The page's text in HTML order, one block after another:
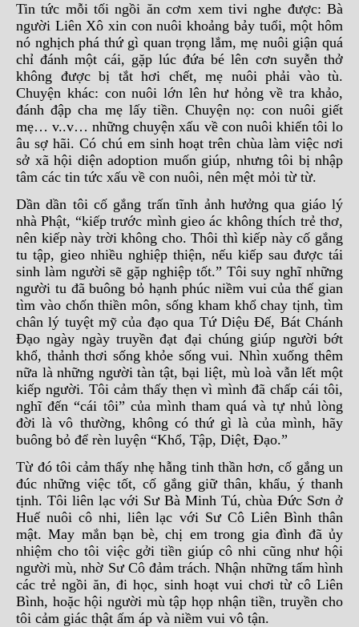
Tin tức mỗi tối ngồi ăn cơm xem tivi nghe được: Bà
người Liên Xô xin con nuôi khoảng bảy tuổi, một hôm
nó nghịch phá thứ gì quan trọng lắm, mẹ nuôi giận quá
chỉ đánh một cái, gặp lúc đứa bé lên cơn suyễn thở
không được bị tắt hơi chết, mẹ nuôi phải vào tù.
Chuyện khác: con nuôi lớn lên hư hỏng về tra khảo,
đánh đập cha mẹ lấy tiền. Chuyện nọ: con nuôi giết
mẹ… v..v… những chuyện xấu về con nuôi khiến tôi lo
âu sợ hãi. Có chú em sinh hoạt trên chùa làm việc nơi
sở xã hội diện adoption muốn giúp, nhưng tôi bị nhập
tâm các tin tức xấu về con nuôi, nên mệt mỏi từ từ.
Dần dần tôi cố gắng trấn tĩnh ảnh hưởng qua giáo lý
nhà Phật, “kiếp trước mình gieo ác không thích trẻ thơ,
nên kiếp này trời không cho. Thôi thì kiếp này cố gắng
tu tập, gieo nhiều nghiệp thiện, nếu kiếp sau được tái
sinh làm người sẽ gặp nghiệp tốt.” Tôi suy nghĩ những
người tu đã buông bỏ hạnh phúc niềm vui của thế gian
tìm vào chốn thiền môn, sống kham khổ chay tịnh, tìm
chân lý tuyệt mỹ của đạo qua Tứ Diệu Đế, Bát Chánh
Đạo ngày ngày truyền đạt đại chúng giúp người bớt
khổ, thảnh thơi sống khỏe sống vui. Nhìn xuống thêm
nữa là những người tàn tật, bại liệt, mù loà vẫn lết một
kiếp người. Tôi cảm thấy thẹn vì mình đã chấp cái tôi,
nghĩ đến “cái tôi” của mình tham quá và tự nhủ lòng
đời là vô thường, không có thứ gì là của mình, hãy
buông bỏ để rèn luyện “Khổ, Tập, Diệt, Đạo.”
Từ đó tôi cảm thấy nhẹ hẫng tinh thần hơn, cố gắng un
đúc những việc tốt, cố gắng giữ thân, khẩu, ý thanh
tịnh. Tôi liên lạc với Sư Bà Minh Tú, chùa Đức Sơn ở
Huế nuôi cô nhi, liên lạc với Sư Cô Liên Bình thân
mật. May mắn bạn bè, chị em trong gia đình đã ủy
nhiệm cho tôi việc gởi tiền giúp cô nhi cũng như hội
người mù, nhờ Sư Cô đảm trách. Nhận những tấm hình
các trẻ ngồi ăn, đi học, sinh hoạt vui chơi từ cô Liên
Bình, hoặc hội người mù tập họp nhận tiền, truyền cho
tôi cảm giác thật ấm áp và niềm vui vô tận.